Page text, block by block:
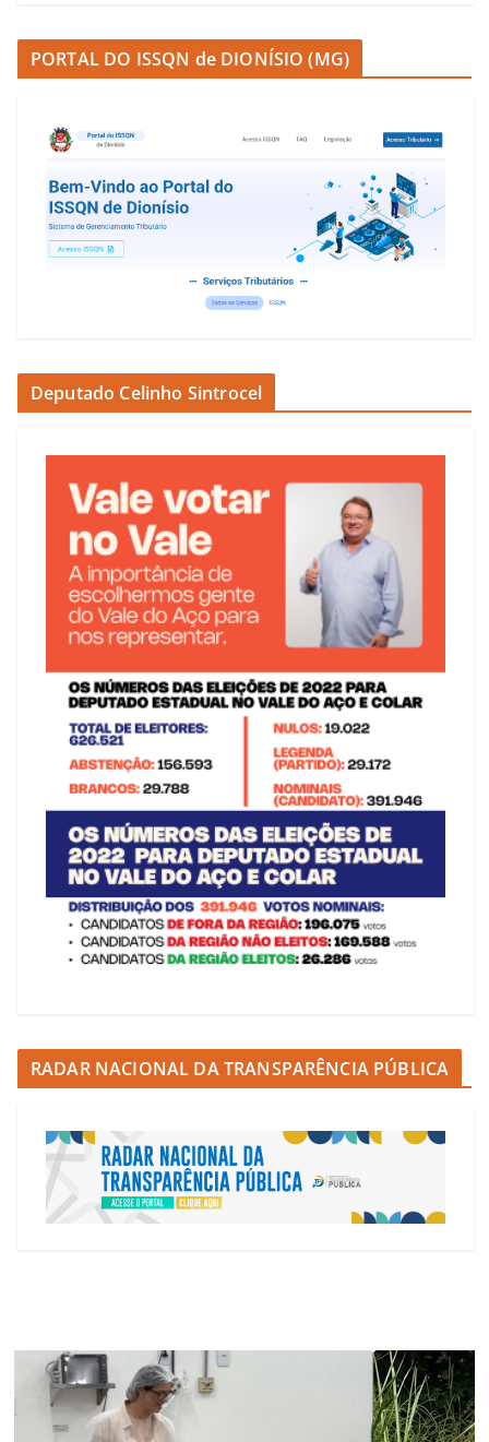
PORTAL DO ISSQN de DIONÍSIO (MG)
Deputado Celinho Sintrocel
RADAR NACIONAL DA TRANSPARÊNCIA PÚBLICA